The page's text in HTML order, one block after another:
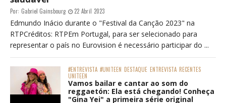
Por: Gabriel Gainsbourg 22 Abril 2023
Edmundo Inácio durante o "Festival da Canção 2023" na
RTPCréditos: RTPEm Portugal, para ser selecionado para
representar o país no Eurovision é necessário participar do ...
#ENTREVISTA #UNITEEN DESTAQUE ENTREVISTA RECENTES
UNITEEN
Vamos bailar e cantar ao som do
reggaetón: Ela está chegando! Conheça
"Gina Yei" a primeira série original